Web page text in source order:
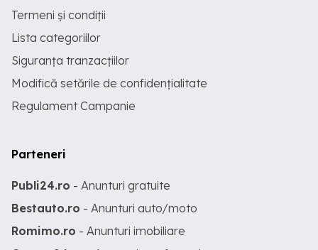
Termeni și condiții
Lista categoriilor
Siguranța tranzacțiilor
Modifică setările de confidențialitate
Regulament Campanie
Parteneri
Publi24.ro - Anunturi gratuite
Bestauto.ro - Anunturi auto/moto
Romimo.ro - Anunturi imobiliare